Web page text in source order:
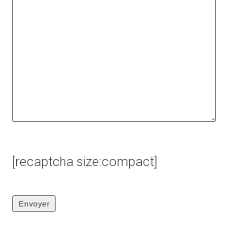
[recaptcha size:compact]